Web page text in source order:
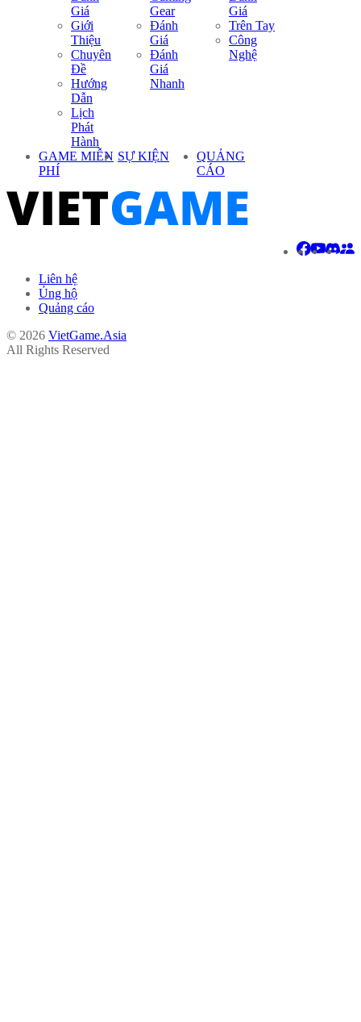
Giá
Giới
Thiệu
Chuyên
Đề
Hướng
Dẫn
Lịch
Phát
Hành
Gear
Đánh
Giá
Đánh
Giá
Nhanh
Giá
Trên Tay
Công
Nghệ
GAME MIỄN
PHÍ
SỰ KIỆN
QUẢNG
CÁO
Liên hệ
Ủng hộ
Quảng cáo
© 2026 VietGame.Asia
All Rights Reserved